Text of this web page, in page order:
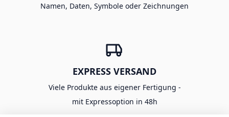
Namen, Daten, Symbole oder Zeichnungen
EXPRESS VERSAND
Viele Produkte aus eigener Fertigung -
mit Expressoption in 48h